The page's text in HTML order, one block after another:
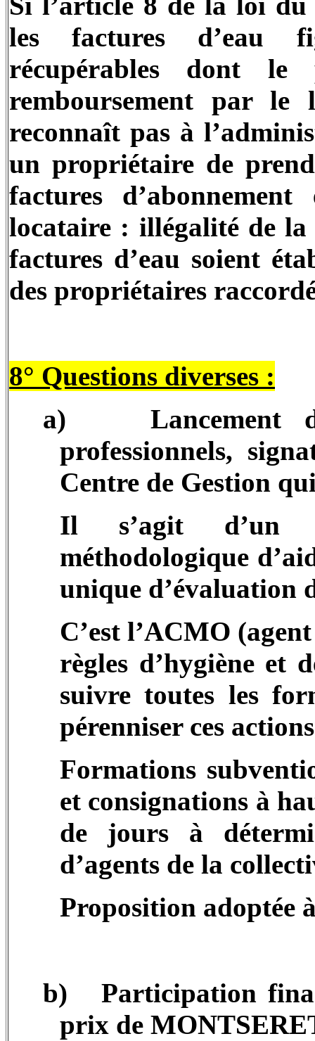
les factures d’eau
récupérables dont
remboursement par le
reconnaît pas à
un propriétaire de
factures
locataire : illégalité de
factures d’eau soient
des propriétaires
8° Questions diverses :
a)
Lancement
professionnels,
Centre de Gestion
Il s’agit d’un
méthodologique
unique d’évaluation
C’est l’ACMO
règles d’hygiène et
suivre toutes les
pérenniser ces
Formations
et consignations à
de jours à
d’agents de la
Proposition adoptée
b)
Participation
prix de